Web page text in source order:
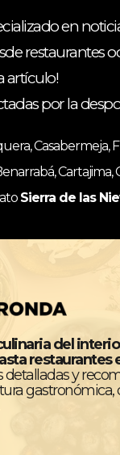
en
restaurantes
artículo!
por la
Casabermeja,
Sierra de las
del
restaurantes
detalladas y
gastronómica,